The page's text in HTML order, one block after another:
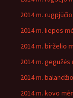
2014 m.
2014 m. liepos
2014 m. birželio
2014 m. gegužės
2014 m.
2014 m. kovo